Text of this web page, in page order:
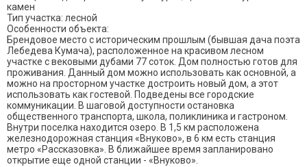
камен
Тип участка: лесной
Особенности объекта:
Брендовое место с историческим прошлым (бывшая дача поэта
Лебедева Кумача), расположенное на красивом лесном
участке с вековыми дубами 77 соток. Дом полностью готов для
проживания. Данный дом можно использовать как основной, а
можно на просторном участке достроить новый дом, а этот
использовать как гостевой. Подведены все городские
коммуникации. В шаговой доступности остановка
общественного транспорта, школа, поликлиника и гастроном.
Внутри поселка находится озеро. В 1,5 км расположена
железнодорожная станция «Внуково», в 6 км есть станция
метро «Рассказовка». В ближайшее время запланировано
открытие еще одной станции - «Внуково».